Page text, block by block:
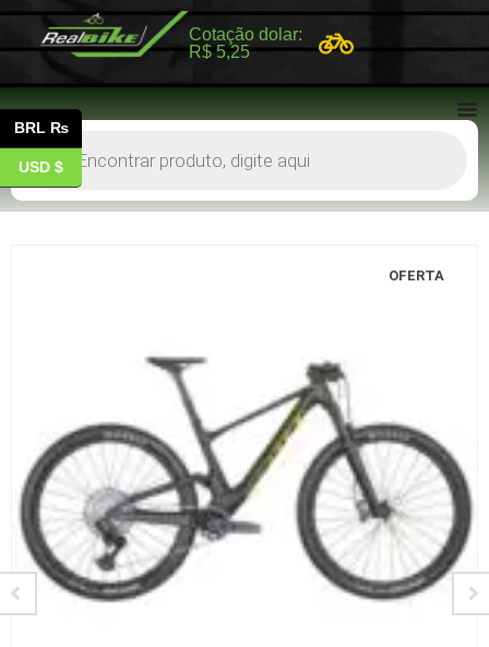
Cotação dolar:
R$ 5,25
OFERTA
BRL ₨
USD $